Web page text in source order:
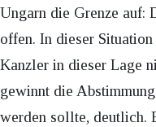
Ungarn die Grenze auf:
offen. In dieser
Kanzler in dieser Lage
gewinnt die
werden sollte, deutlich.